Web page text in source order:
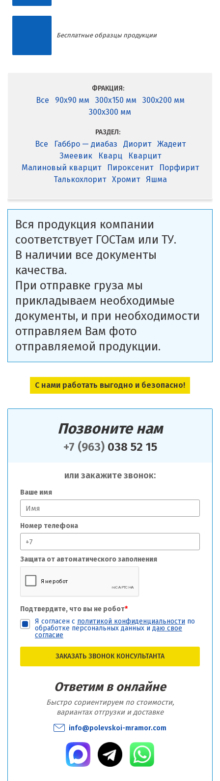
Позвоните нам
+7 (963)038 52 15
или закажите звонок:
Ваше имя
Номер телефона
Защита от автоматического заполнения
Подтвердите, что вы не робот*
Я согласен с политикой конфиденциальности по
обработке персональных данных и даю свое
согласие
ЗАКАЗАТЬ ЗВОНОК КОНСУЛЬТАНТА
Ответим в онлайне
Быстро сориентируем по стоимости,
вариантах отгрузки и доставке
info@polevskoi-mramor.com
Бесплатные образцы продукции
ФРАКЦИЯ:
Все 90x90 мм 300x150 мм
300x200 мм
300x300 мм
РАЗДЕЛ:
Все Габбро — диабаз Диорит
Жадеит
Змеевик
Кварц
Кварцит
Малиновый кварцит
Пироксенит
Порфирит
Талькохлорит
Хромит Яшма
Вся продукция компании
соответствует ГОСТам или ТУ.
В наличии все документы
качества.
При отправке груза мы
прикладываем необходимые
документы, и при необходимости
отправляем Вам фото
отправляемой продукции.
С нами работать выгодно и безопасно!